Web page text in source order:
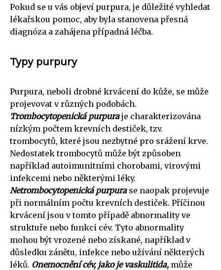
Pokud se u vás objeví purpura, je důležité vyhledat
lékařskou pomoc, aby byla stanovena přesná
diagnóza a zahájena případná léčba.
Typy purpury
Purpura, neboli drobné krvácení do kůže, se může
projevovat v různých podobách.
Trombocytopenická purpuraje charakterizována
nízkým počtem krevních destiček, tzv.
trombocytů, které jsou nezbytné pro srážení krve.
Nedostatek trombocytů může být způsoben
například autoimunitními chorobami, virovými
infekcemi nebo některými léky.
Netrombocytopenická purpurase naopak projevuje
při normálním počtu krevních destiček. Příčinou
krvácení jsou v tomto případě abnormality ve
struktuře nebo funkci cév. Tyto abnormality
mohou být vrozené nebo získané, například v
důsledku zánětu, infekce nebo užívání některých
léků. Onemocnění cév, jako je vaskulitida, může